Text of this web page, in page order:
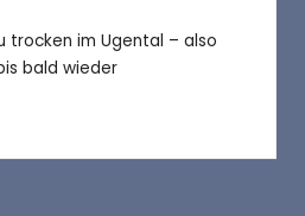
trocken im Ugental – also
bald wieder